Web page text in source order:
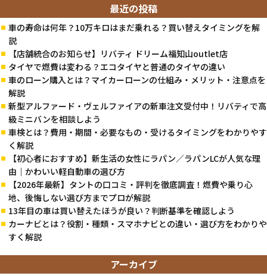
最近の投稿
車の寿命は何年？10万キロはまだ乗れる？買い替えタイミングを解
説
【店舗統合のお知らせ】リバティ ドリーム福知山outlet店
タイヤで燃費は変わる？エコタイヤと普通のタイヤの違い
車のローン購入とは？マイカーローンの仕組み・メリット・注意点を
解説
新型アルファード・ヴェルファイアの新車注文受付中！リバティで高
級ミニバンを相談しよう
車検とは？費用・期間・必要なもの・受けるタイミングをわかりやす
く解説
【初心者におすすめ】新生活の女性にラパン／ラパンLCが人気な理
由｜かわいい軽自動車の選び方
【2026年最新】タントの口コミ・評判を徹底調査！燃費や乗り心
地、後悔しない選び方までプロが解説
13年目の車は買い替えたほうが良い？判断基準を確認しよう
カーナビとは？役割・種類・スマホナビとの違い・選び方をわかりや
すく解説
アーカイブ